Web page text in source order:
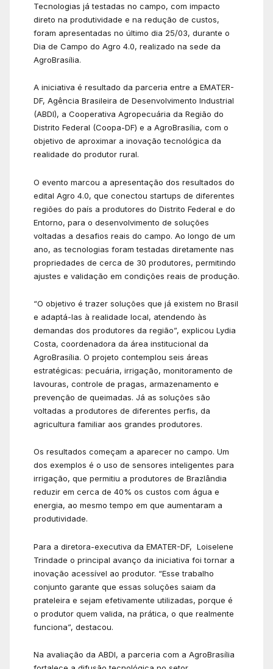
Tecnologias já testadas no campo, com impacto
direto na produtividade e na redução de custos,
foram apresentadas no último dia 25/03, durante o
Dia de Campo do Agro 4.0, realizado na sede da
AgroBrasília.
A iniciativa é resultado da parceria entre a EMATER-
DF, Agência Brasileira de Desenvolvimento Industrial
(ABDI), a Cooperativa Agropecuária da Região do
Distrito Federal (Coopa-DF) e a AgroBrasília, com o
objetivo de aproximar a inovação tecnológica da
realidade do produtor rural.
O evento marcou a apresentação dos resultados do
edital Agro 4.0, que conectou startups de diferentes
regiões do país a produtores do Distrito Federal e do
Entorno, para o desenvolvimento de soluções
voltadas a desafios reais do campo. Ao longo de um
ano, as tecnologias foram testadas diretamente nas
propriedades de cerca de 30 produtores, permitindo
ajustes e validação em condições reais de produção.
“O objetivo é trazer soluções que já existem no Brasil
e adaptá-las à realidade local, atendendo às
demandas dos produtores da região”, explicou Lydia
Costa, coordenadora da área institucional da
AgroBrasília. O projeto contemplou seis áreas
estratégicas: pecuária, irrigação, monitoramento de
lavouras, controle de pragas, armazenamento e
prevenção de queimadas. Já as soluções são
voltadas a produtores de diferentes perfis, da
agricultura familiar aos grandes produtores.
Os resultados começam a aparecer no campo. Um
dos exemplos é o uso de sensores inteligentes para
irrigação, que permitiu a produtores de Brazlândia
reduzir em cerca de 40% os custos com água e
energia, ao mesmo tempo em que aumentaram a
produtividade.
Para a diretora-executiva da EMATER-DF, Loiselene
Trindade o principal avanço da iniciativa foi tornar a
inovação acessível ao produtor. “Esse trabalho
conjunto garante que essas soluções saiam da
prateleira e sejam efetivamente utilizadas, porque é
o produtor quem valida, na prática, o que realmente
funciona”, destacou.
Na avaliação da ABDI, a parceria com a AgroBrasília